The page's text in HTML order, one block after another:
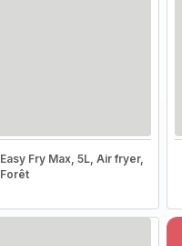
Easy Fry Max, 5L, Air fryer,
Forêt